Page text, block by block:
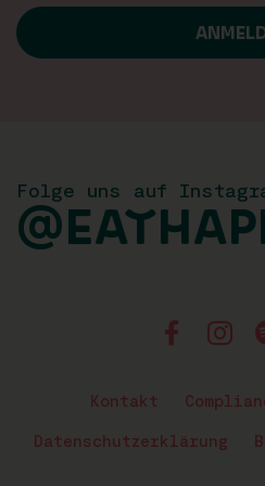
Folge uns auf
Kontakt
Datenschutzerklärung